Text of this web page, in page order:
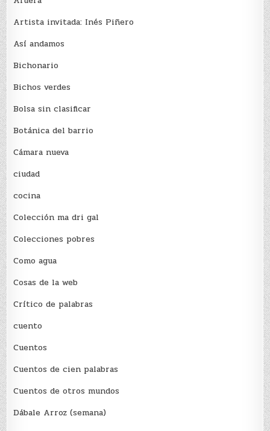
Artista invitada: Inés Piñero
Así andamos
Bichonario
Bichos verdes
Bolsa sin clasificar
Botánica del barrio
Cámara nueva
ciudad
cocina
Colección ma dri gal
Colecciones pobres
Como agua
Cosas de la web
Crítico de palabras
cuento
Cuentos
Cuentos de cien palabras
Cuentos de otros mundos
Dábale Arroz (semana)